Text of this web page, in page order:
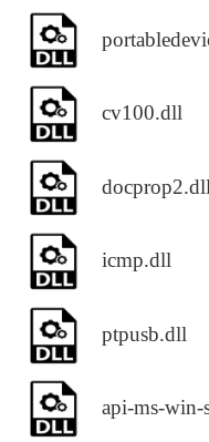
cv100.dll
docprop2.dll
icmp.dll
ptpusb.dll